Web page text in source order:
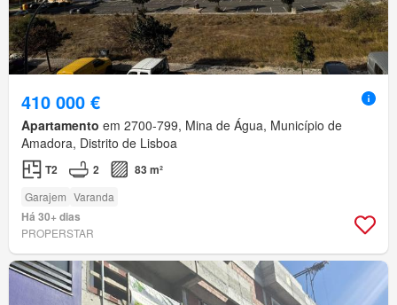
410 000 €
Apartamento em 2700-799, Mina de Água, Município de
Amadora, Distrito de Lisboa
T2 2 83 m²
Garajem Varanda
Há 30+ dias
PROPERSTAR